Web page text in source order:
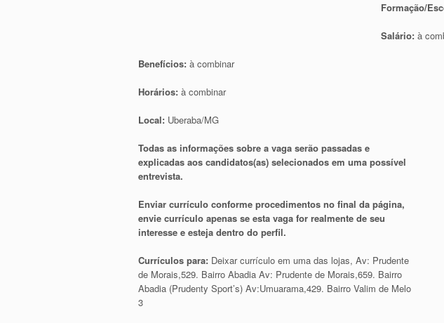
Formação/
Salário: à
Benefícios: à combinar
Horários: à combinar
Local: Uberaba/MG
Todas as informações sobre a vaga serão passadas e
explicadas aos candidatos(as) selecionados em uma possível
entrevista.
Enviar currículo conforme procedimentos no final da página,
envie currículo apenas se esta vaga for realmente de seu
interesse e esteja dentro do perfil.
Currículos para: Deixar currículo em uma das lojas, Av: Prudente
de Morais,529. Bairro Abadia Av: Prudente de Morais,659. Bairro
Abadia (Prudenty Sport’s) Av:Umuarama,429. Bairro Valim de Melo
3